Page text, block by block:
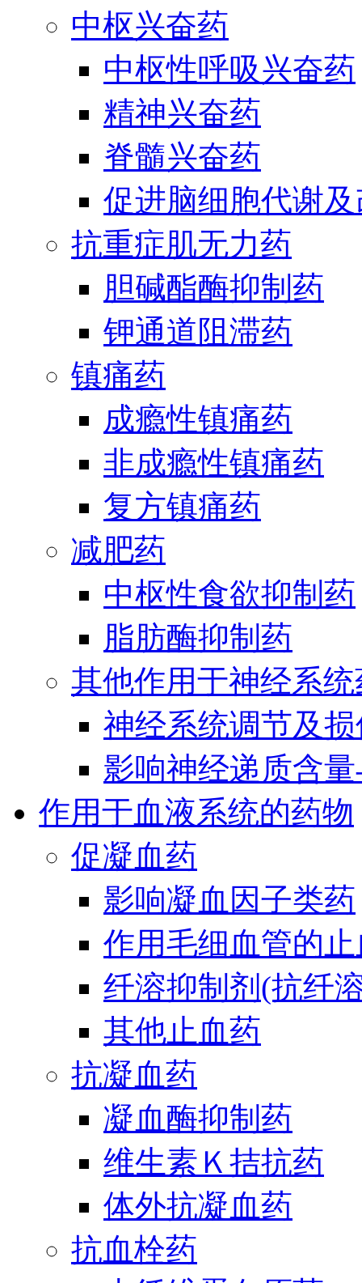
中枢兴奋药
中枢性呼吸兴奋药
精神兴奋药
脊髓兴奋药
促进脑细胞代谢
抗重症肌无力药
胆碱酯酶抑制药
钾通道阻滞药
镇痛药
成瘾性镇痛药
非成瘾性镇痛药
复方镇痛药
减肥药
中枢性食欲抑制药
脂肪酶抑制药
其他作用于神经系统
神经系统调节及
影响神经递质含
作用于血液系统的药物
促凝血药
影响凝血因子类药
作用毛细血管的
纤溶抑制剂(抗纤
其他止血药
抗凝血药
凝血酶抑制药
维生素Ｋ拮抗药
体外抗凝血药
抗血栓药